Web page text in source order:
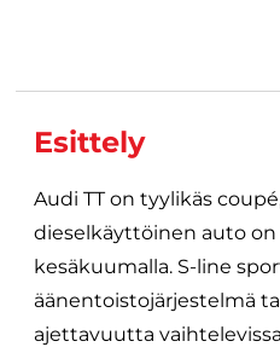
Esittely
Audi TT on tyylikäs
dieselkäyttöinen auto
kesäkuumalla. S-line
äänentoistojärjestelmä
ajettavuutta